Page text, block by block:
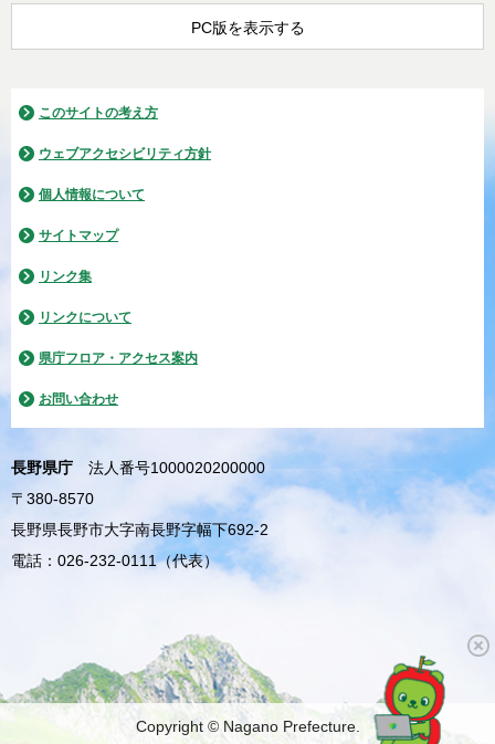
PC版を表示する
このサイトの考え方
ウェブアクセシビリティ方針
個人情報について
サイトマップ
リンク集
リンクについて
県庁フロア・アクセス案内
お問い合わせ
長野県庁
法人番号1000020200000
〒380-8570
長野県長野市大字南長野字幅下692-2
電話：026-232-0111（代表）
Copyright © Nagano Prefecture.